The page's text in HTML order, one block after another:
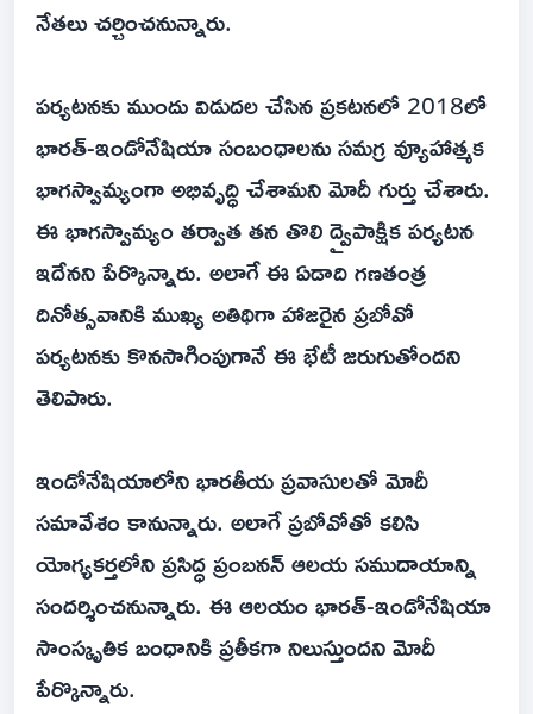
నేతలు చర్చించనున్నారు.
పర్యటనకు ముందు విడుదల చేసిన ప్రకటనలో 2018లో
భారత్-ఇండోనేషియా సంబంధాలను సమగ్ర వ్యూహాత్మక
భాగస్వామ్యంగా అభివృద్ధి చేశామని మోదీ గుర్తు చేశారు.
ఈ భాగస్వామ్యం తర్వాత తన తొలి ద్వైపాక్షిక పర్యటన
ఇదేనని పేర్కొన్నారు. అలాగే ఈ ఏడాది గణతంత్ర
దినోత్సవానికి ముఖ్య అతిథిగా హాజరైన ప్రబోవో
పర్యటనకు కొనసాగింపుగానే ఈ భేటీ జరుగుతోందని
తెలిపారు.
ఇండోనేషియాలోని భారతీయ ప్రవాసులతో మోదీ
సమావేశం కానున్నారు. అలాగే ప్రబోవోతో కలిసి
యోగ్యకర్తలోని ప్రసిద్ధ ప్రంబనన్ ఆలయ సముదాయాన్ని
సందర్శించనున్నారు. ఈ ఆలయం భారత్-ఇండోనేషియా
సాంస్కృతిక బంధానికి ప్రతీకగా నిలుస్తుందని మోదీ
పేర్కొన్నారు.